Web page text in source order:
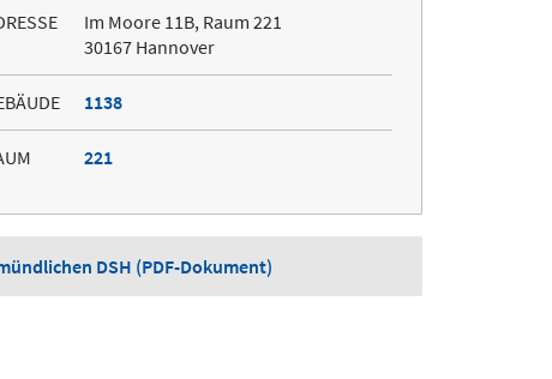
Im Moore 11B, Raum 221
30167 Hannover
1138
221
DSH (PDF-Dokument)